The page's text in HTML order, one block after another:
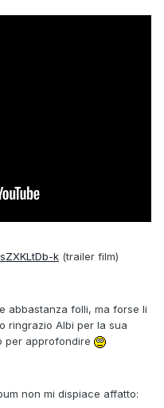
k (trailer film)
abbastanza folli, ma forse li
ringrazio Albi per la sua
per approfondire
non mi dispiace affatto: